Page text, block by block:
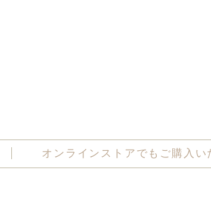
オンラインストアでもご購入い